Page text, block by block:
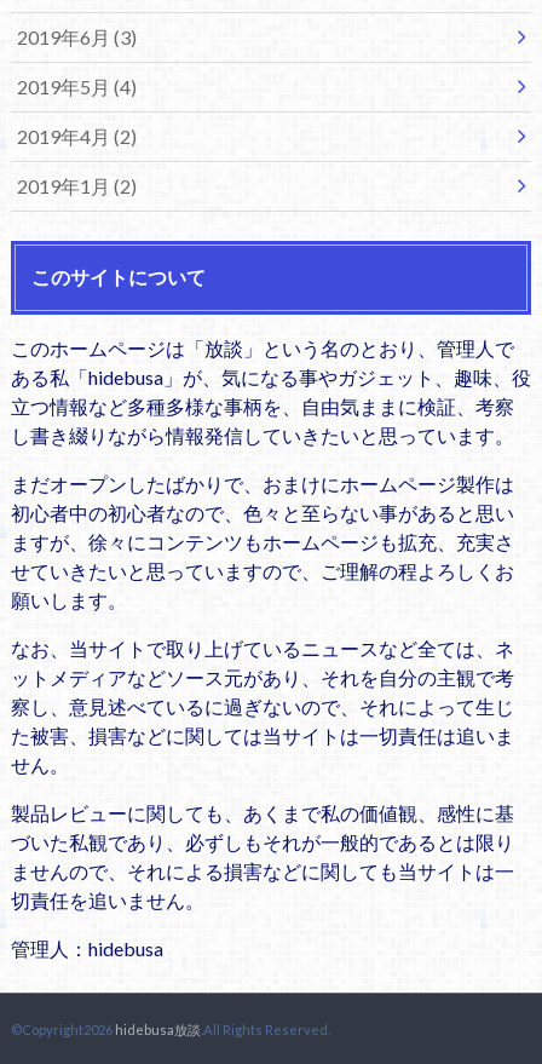
2019年6月 (3)
2019年5月 (4)
2019年4月 (2)
2019年1月 (2)
このサイトについて
このホームページは「放談」という名のとおり、管理人で
ある私「hidebusa」が、気になる事やガジェット、趣味、役
立つ情報など多種多様な事柄を、自由気ままに検証、考察
し書き綴りながら情報発信していきたいと思っています。
まだオープンしたばかりで、おまけにホームページ製作は
初心者中の初心者なので、色々と至らない事があると思い
ますが、徐々にコンテンツもホームページも拡充、充実さ
せていきたいと思っていますので、ご理解の程よろしくお
願いします。
なお、当サイトで取り上げているニュースなど全ては、ネ
ットメディアなどソース元があり、それを自分の主観で考
察し、意見述べているに過ぎないので、それによって生じ
た被害、損害などに関しては当サイトは一切責任は追いま
せん。
製品レビューに関しても、あくまで私の価値観、感性に基
づいた私観であり、必ずしもそれが一般的であるとは限り
ませんので、それによる損害などに関しても当サイトは一
切責任を追いません。
管理人：hidebusa
©Copyright2026 hidebusa放談 .All Rights Reserved.